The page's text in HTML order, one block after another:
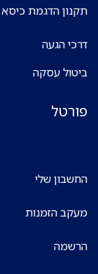
תקנון הדגמת
דרכי הגעה
ביטול עסקה
פורטל
החשבון שלי
מעקב הזמנות
הרשמה